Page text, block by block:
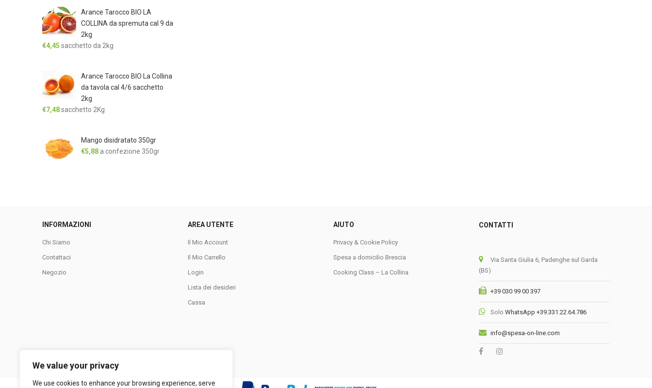
We value your privacy
We use cookies to enhance your browsing experience, serve
Arance Tarocco BIO LA
COLLINA da spremuta cal 9 da
2kg
€4,45 sacchetto da 2kg
Arance Tarocco BIO La Collina
da tavola cal 4/6 sacchetto
2kg
€7,48sacchetto 2Kg
Mango disidratato 350gr
€5,88 a confezione 350gr
INFORMAZIONI
Chi Siamo
Contattaci
Negozio
AREA UTENTE
Il Mio Account
Il Mio Carrello
Login
Lista dei desideri
Cassa
AIUTO
Privacy & Cookie Policy
Spesa a domicilio Brescia
Cooking Class – La Collina
CONTATTI
Via Santa Giulia 6, Padenghe sul Garda
(BS)
+39 030 99 00 397
Solo WhatsApp +39.331.22.64.786
info@spesa-on-line.com
LA COLLINA SRL